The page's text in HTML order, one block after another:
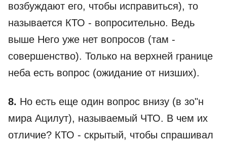
возбуждают его, чтобы исправиться), то
называется КТО - вопросительно. Ведь
выше Него уже нет вопросов (там -
совершенство). Только на верхней границе
неба есть вопрос (ожидание от низших).
8. Но есть еще один вопрос внизу (в зо"н
мира Ацилут), называемый ЧТО. В чем их
отличие? КТО - скрытый, чтобы спрашивал